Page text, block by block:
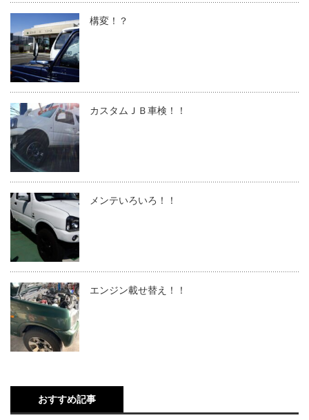
構変！？
カスタムＪＢ車検！！
メンテいろいろ！！
エンジン載せ替え！！
おすすめ記事